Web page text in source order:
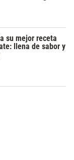
su mejor receta
llena de sabor y